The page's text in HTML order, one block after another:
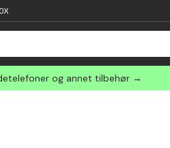
og annet tilbehør →